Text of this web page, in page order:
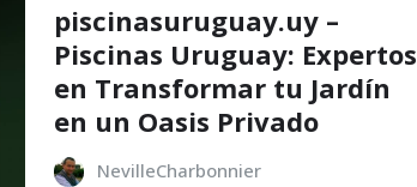
piscinasuruguay.uy –
Piscinas Uruguay: Expertos
en Transformar tu Jardín
en un Oasis Privado
NevilleCharbonnier